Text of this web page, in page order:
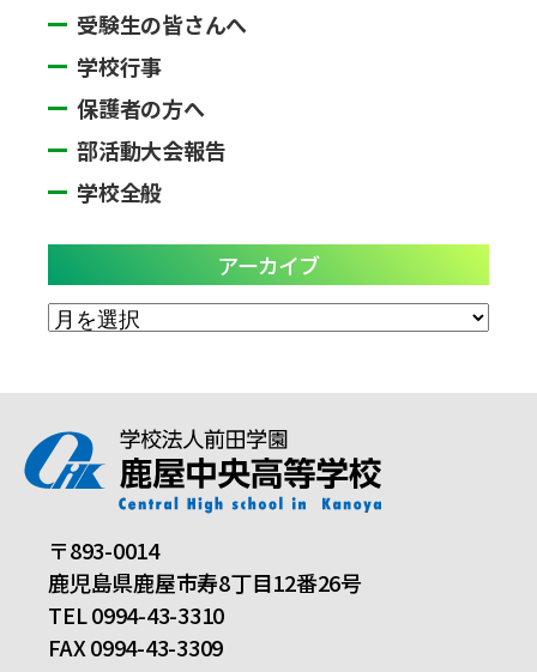
受験生の皆さんへ
学校行事
保護者の方へ
部活動大会報告
学校全般
アーカイブ
ア
ブ
〒893-0014
鹿児島県鹿屋市寿8丁目12番26号
TEL 0994-43-3310
FAX 0994-43-3309